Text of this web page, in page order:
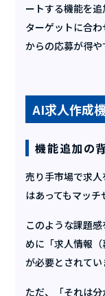
ートする機能を
ターゲットに合
からの応募が得や
AI求人作成
機能追加の
売り手市場で求
はあってもマッチ
このような課題
めに「求人情報（
が必要とされてい
ただ、「それは